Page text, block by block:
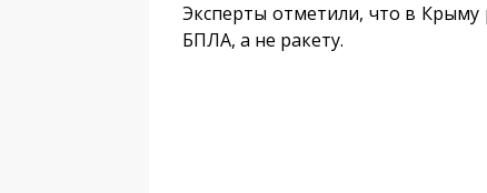
Эксперты отметили, что в Крыму
БПЛА, а не ракету.